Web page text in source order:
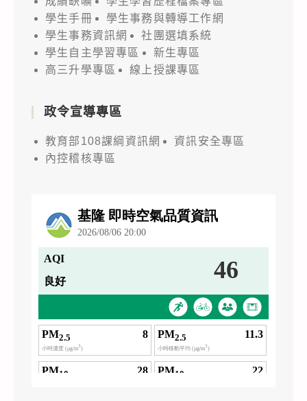
學生手冊
學生事務與轉導工作網
學生事務資訊網
社團選填系統
學生自主學習專區
新生專區
高三升學專區
線上授課專區
政令宣導專區
教育部108課綱資訊網
資訊安全專區
內控稽核專區